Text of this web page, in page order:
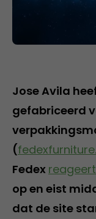
Jose Avila
gefabriceerd
(
Fedex
op en eist
dat de site